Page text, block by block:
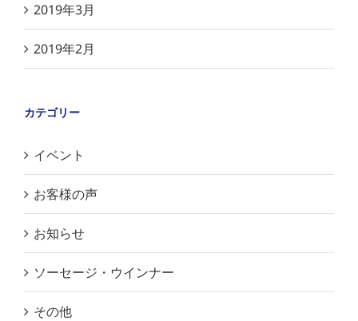
2019年3月
2019年2月
カテゴリー
イベント
お客様の声
お知らせ
ソーセージ・ウインナー
その他